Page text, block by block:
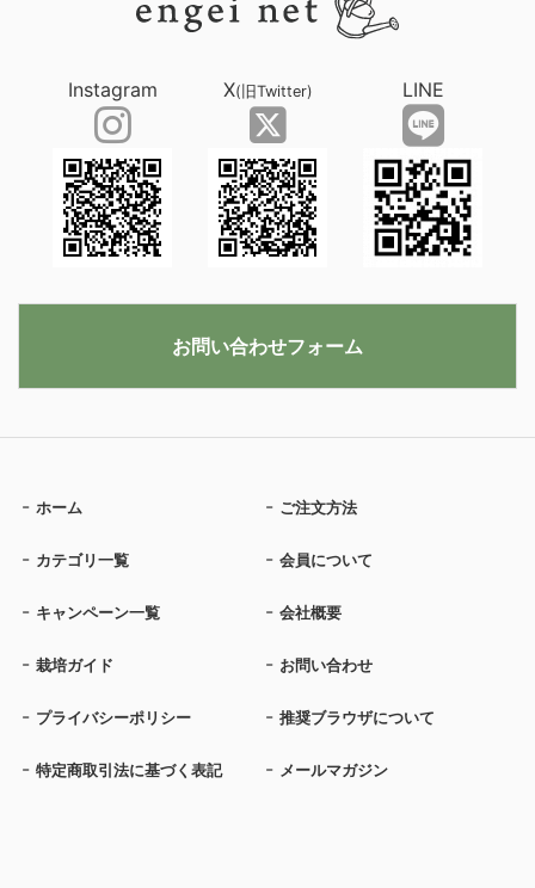
ホーム ご注文方法
カテゴリ一覧 会員について
キャンペーン一覧 会社概要
栽培ガイド お問い合わせ
プライバシーポリシー 推奨ブラウザについて
特定商取引法に基づく表記 メールマガジン
Instagram X(旧Twitter) LINE
お問い合わせフォーム